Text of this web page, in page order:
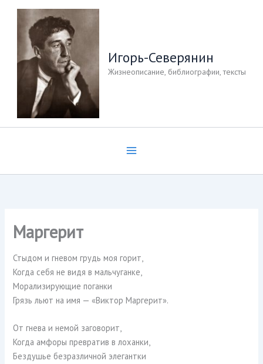
Перейти
содержимому
Игорь-Северянин
Жизнеописание, библиографии, тексты
Маргерит
Стыдом и гневом грудь моя горит,
Когда себя не видя в мальчуганке,
Морализирующие поганки
Грязь льют на имя — «Виктор Маргерит».
От гнева и немой заговорит,
Когда амфоры превратив в лоханки,
Бездушье безразличной элегантки